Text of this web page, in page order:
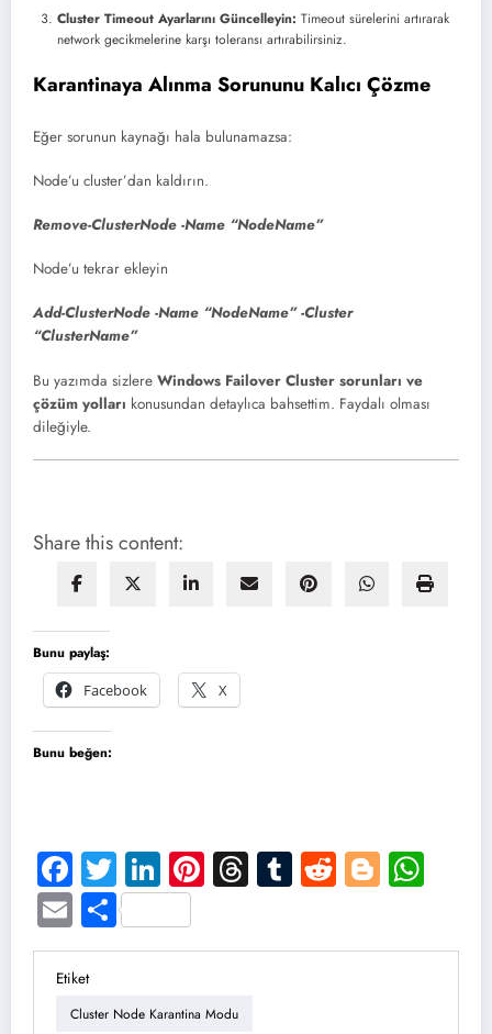
Cluster Timeout Ayarlarını Güncelleyin: Timeout sürelerini artırarak
network gecikmelerine karşı toleransı artırabilirsiniz.
Karantinaya Alınma Sorununu Kalıcı Çözme
Eğer sorunun kaynağı hala bulunamazsa:
Node’u cluster’dan kaldırın.
Remove-ClusterNode -Name “NodeName”
Node’u tekrar ekleyin
Add-ClusterNode -Name “NodeName” -Cluster
“ClusterName”
Bu yazımda sizlere Windows Failover Cluster sorunları ve
çözüm yolları konusundan detaylıca bahsettim. Faydalı olması
dileğiyle.
Share this content:
Bunu paylaş:
Facebook
X
Bunu beğen:
Facebook
TwitterLinkedIn
Pinterest
Threads
Tumblr
Reddit
EmailShare
Etiket
Cluster Node Karantina Modu